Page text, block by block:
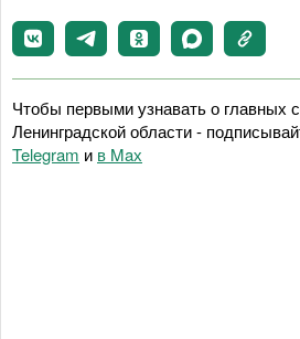
Чтобы первыми узнавать о главных
Ленинградской области -
Telegram и в Maх